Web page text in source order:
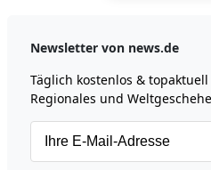
Newsletter von news.de
Täglich kostenlos &
Regionales und